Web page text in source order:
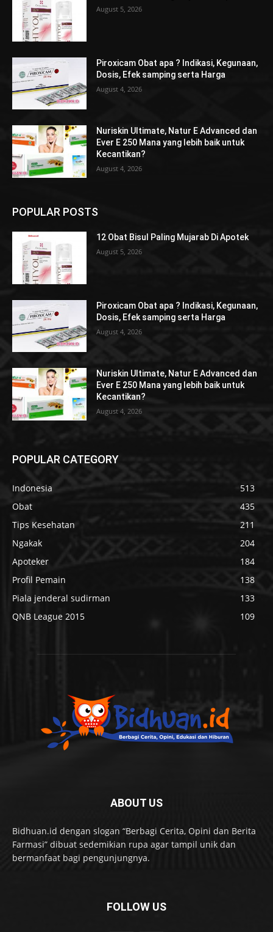
August 5, 2026
Piroxicam Obat apa ? Indikasi, Kegunaan,
Dosis, Efek samping serta Harga
August 4, 2026
Nuriskin Ultimate, Natur E Advanced dan
Ever E 250 Mana yang lebih baik untuk
Kecantikan?
August 4, 2026
POPULAR POSTS
12 Obat Bisul Paling Mujarab Di Apotek
August 5, 2026
Piroxicam Obat apa ? Indikasi, Kegunaan,
Dosis, Efek samping serta Harga
August 4, 2026
Nuriskin Ultimate, Natur E Advanced dan
Ever E 250 Mana yang lebih baik untuk
Kecantikan?
August 4, 2026
POPULAR CATEGORY
Indonesia
513
Obat
435
Tips Kesehatan
211
Ngakak
204
Apoteker
184
Profil Pemain
138
Piala jenderal sudirman
133
QNB League 2015
109
ABOUT US
Bidhuan.id dengan slogan “Berbagi Cerita, Opini dan Berita
Farmasi” dibuat sedemikian rupa agar tampil unik dan
bermanfaat bagi pengunjungnya.
FOLLOW US